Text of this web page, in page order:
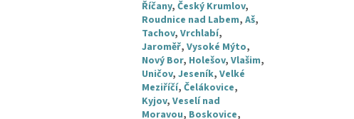
Říčany,Český Krumlov,
Roudnice nad Labem,Aš,
Tachov,Vrchlabí,
Jaroměř,Vysoké Mýto,
Nový Bor, Holešov,Vlašim,
Uničov,Jeseník,Velké
Meziříčí,Čelákovice,
Kyjov,Veselí nad
Moravou, Boskovice,